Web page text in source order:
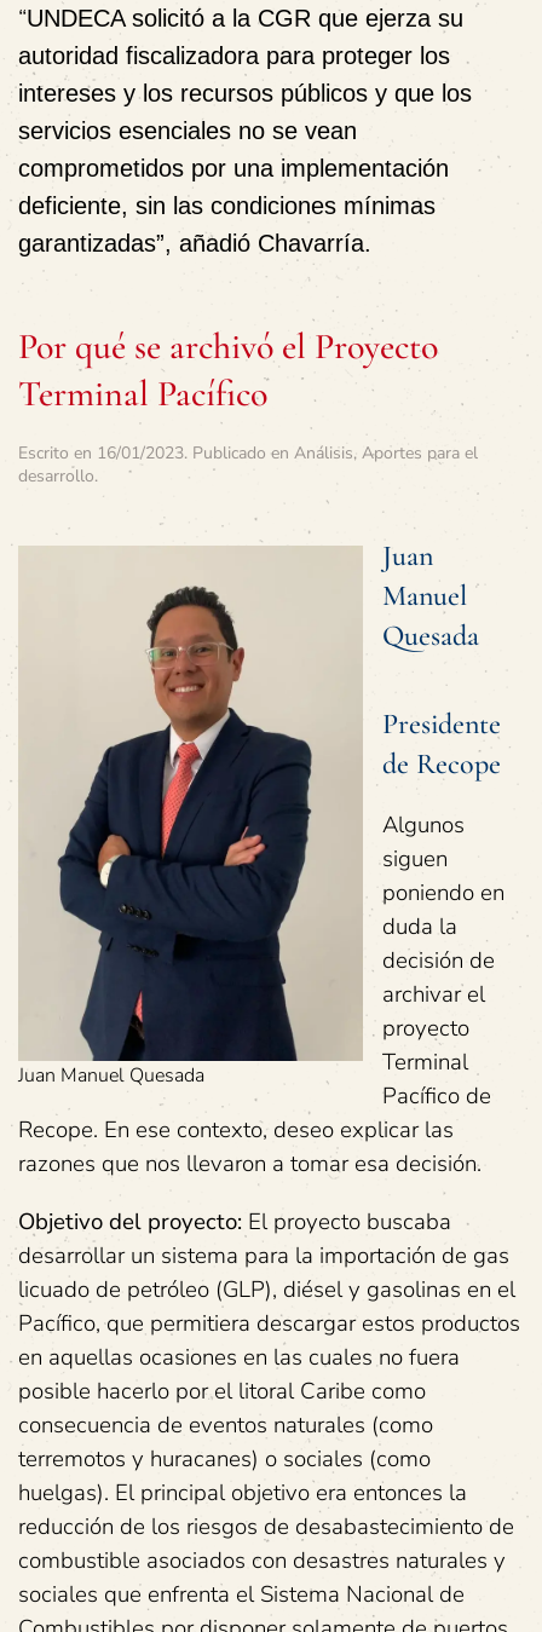
“UNDECA solicitó a la CGR que ejerza su
autoridad fiscalizadora para proteger los
intereses y los recursos públicos y que los
servicios esenciales no se vean
comprometidos por una implementación
deficiente, sin las condiciones mínimas
garantizadas”, añadió Chavarría.
Por qué se archivó el Proyecto
Terminal Pacífico
Escrito en 16/01/2023. Publicado en Análisis, Aportes para el
desarrollo.
Juan Manuel Quesada
Juan
Manuel
Quesada
Presidente
de Recope
Algunos
siguen
poniendo en
duda la
decisión de
archivar el
proyecto
Terminal
Pacífico de
Recope. En ese contexto, deseo explicar las
razones que nos llevaron a tomar esa decisión.
Objetivo del proyecto: El proyecto buscaba
desarrollar un sistema para la importación de gas
licuado de petróleo (GLP), diésel y gasolinas en el
Pacífico, que permitiera descargar estos productos
en aquellas ocasiones en las cuales no fuera
posible hacerlo por el litoral Caribe como
consecuencia de eventos naturales (como
terremotos y huracanes) o sociales (como
huelgas). El principal objetivo era entonces la
reducción de los riesgos de desabastecimiento de
combustible asociados con desastres naturales y
sociales que enfrenta el Sistema Nacional de